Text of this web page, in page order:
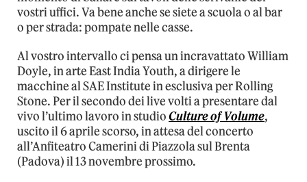
vostri uffici. Va bene anche se siete a scuola o al bar
o per strada: pompate nelle casse.
Al vostro intervallo ci pensa un incravattato William
Doyle, in arte East India Youth, a dirigere le
macchine al SAE Institute in esclusiva per Rolling
Stone. Per il secondo dei live volti a presentare dal
vivo l’ultimo lavoro in studioCulture of Volume,
uscito il 6 aprile scorso, in attesa del concerto
all’Anfiteatro Camerini di Piazzola sul Brenta
(Padova) il 13 novembre prossimo.